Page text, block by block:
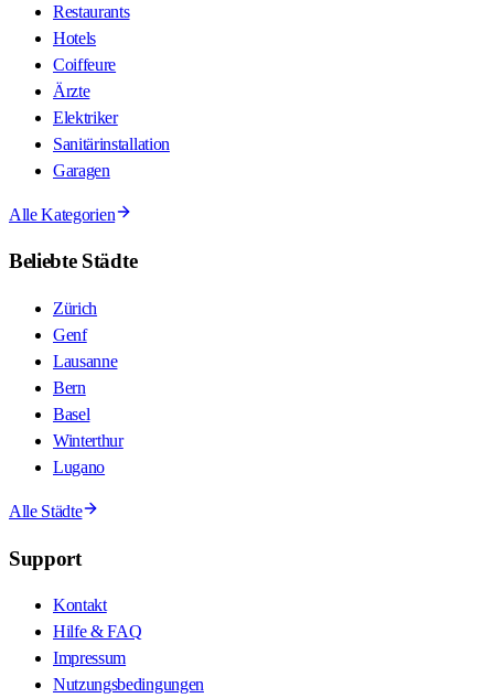
Restaurants
Hotels
Coiffeure
Ärzte
Elektriker
Sanitärinstallation
Garagen
Alle Kategorien
Beliebte Städte
Zürich
Genf
Lausanne
Bern
Basel
Winterthur
Lugano
Alle Städte
Support
Kontakt
Hilfe & FAQ
Impressum
Nutzungsbedingungen